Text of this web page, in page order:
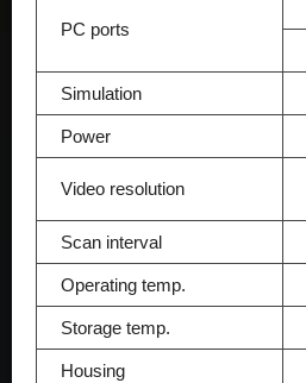
PC ports
Simulation
Power
Video resolution
Scan interval
Operating temp.
Storage temp.
Housing